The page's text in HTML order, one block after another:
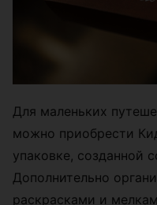
Для маленьких
можно приобрести
упаковке, созданной
Дополнительно
раскрасками и